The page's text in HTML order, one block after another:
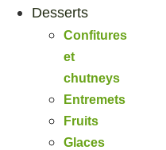
Desserts
Confitures
et
chutneys
Entremets
Fruits
Glaces